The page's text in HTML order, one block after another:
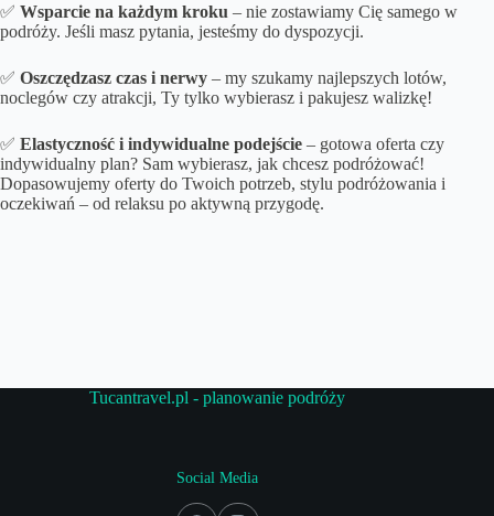
✅ Wsparcie na każdym kroku – nie zostawiamy Cię samego w
podróży. Jeśli masz pytania, jesteśmy do dyspozycji.
✅ Oszczędzasz czas i nerwy – my szukamy najlepszych lotów,
noclegów czy atrakcji, Ty tylko wybierasz i pakujesz walizkę!
✅ Elastyczność i indywidualne podejście – gotowa oferta czy
indywidualny plan? Sam wybierasz, jak chcesz podróżować!
Dopasowujemy oferty do Twoich potrzeb, stylu podróżowania i
oczekiwań – od relaksu po aktywną przygodę.
Tucantravel.pl - planowanie podróży
Social Media